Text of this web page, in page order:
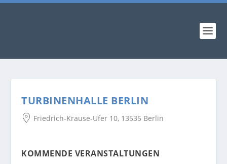
TURBINENHALLE BERLIN
Friedrich-Krause-Ufer 10, 13535 Berlin
KOMMENDE VERANSTALTUNGEN